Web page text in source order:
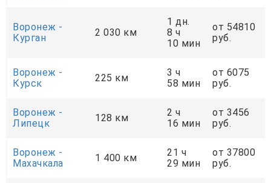
Воронеж -
Курган
2 030 км
1 дн.
8 ч
10 мин
от 54810
руб.
Воронеж -
Курск
225 км
3 ч
58 мин
от 6075
руб.
Воронеж -
Липецк
128 км
2 ч
16 мин
от 3456
руб.
Воронеж -
Махачкала
1 400 км
21 ч
29 мин
от 37800
руб.